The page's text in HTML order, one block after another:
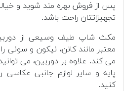
پس از فروش بهره مند شوید و
تجهیزاتتان راحت باشد.
مکث شاپ طیف وسیعی از دوربین
معتبر مانند کانن، نیکون و سونی
می کند. علاوه بر دوربین، می
پایه و سایر لوازم جانبی عکاسی
کنید.